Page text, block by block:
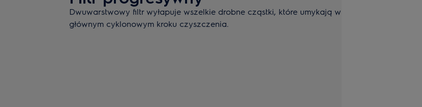
Dwuwarstwowy filtr wyłapuje wszelkie drobne cząstki, które umykają w
głównym cyklonowym kroku czyszczenia.